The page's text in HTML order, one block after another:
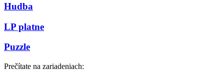
Hudba
LP platne
Puzzle
Prečítate na zariadeniach: